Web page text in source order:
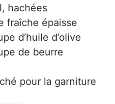
hachées
fraîche épaisse
d’huile d’olive
de beurre
pour la garniture